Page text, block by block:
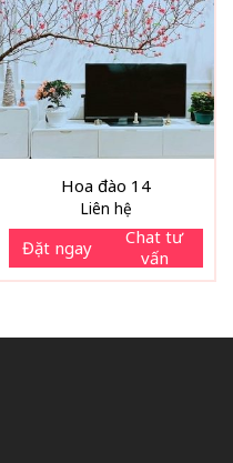
Hoa đào 14
Liên hệ
Đặt ngay
Chat tư
vấn